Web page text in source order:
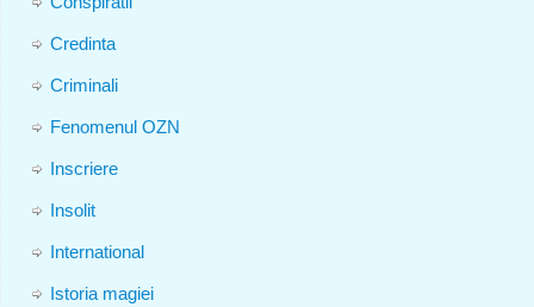
Credinta
Criminali
Fenomenul OZN
Inscriere
Insolit
International
Istoria magiei